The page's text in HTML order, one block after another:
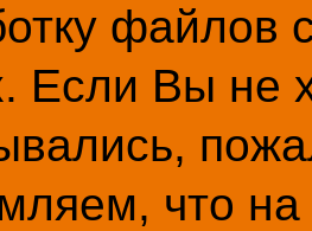
файлов
Если Вы не
что на